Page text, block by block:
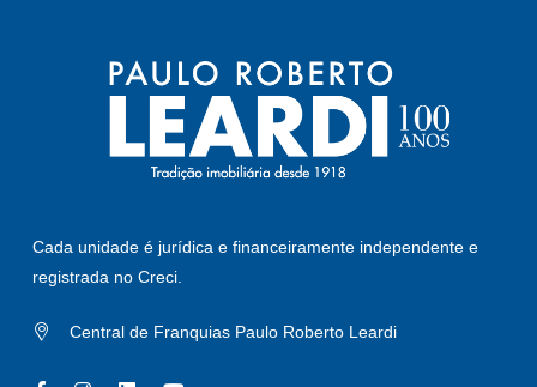
Cada unidade é jurídica e financeiramente independente e
registrada no Creci.
Central de Franquias Paulo Roberto Leardi